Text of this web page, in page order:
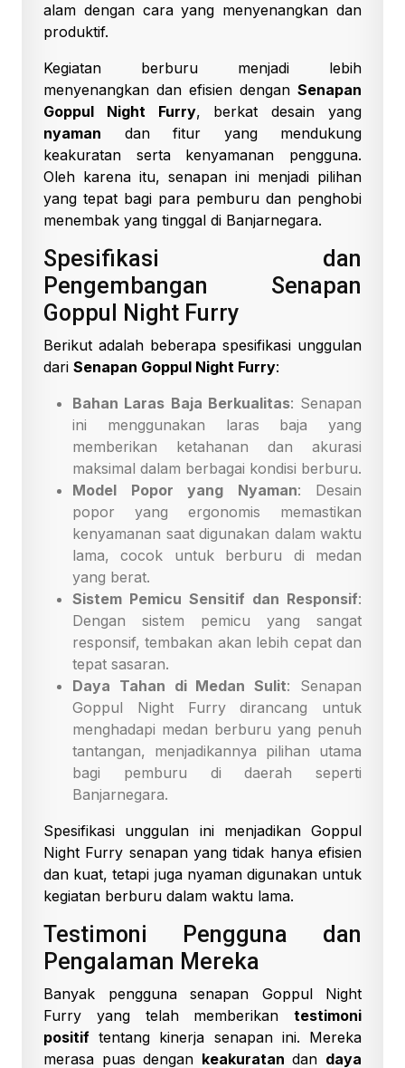
alam dengan cara yang menyenangkan dan
produktif.
Kegiatan berburu menjadi lebih
menyenangkan dan efisien dengan Senapan
Goppul Night Furry, berkat desain yang
nyaman dan fitur yang mendukung
keakuratan serta kenyamanan pengguna.
Oleh karena itu, senapan ini menjadi pilihan
yang tepat bagi para pemburu dan penghobi
menembak yang tinggal di Banjarnegara.
Spesifikasi dan
Pengembangan Senapan
Goppul Night Furry
Berikut adalah beberapa spesifikasi unggulan
dari Senapan Goppul Night Furry:
Bahan Laras Baja Berkualitas: Senapan
ini menggunakan laras baja yang
memberikan ketahanan dan akurasi
maksimal dalam berbagai kondisi berburu.
Model Popor yang Nyaman: Desain
popor yang ergonomis memastikan
kenyamanan saat digunakan dalam waktu
lama, cocok untuk berburu di medan
yang berat.
Sistem Pemicu Sensitif dan Responsif:
Dengan sistem pemicu yang sangat
responsif, tembakan akan lebih cepat dan
tepat sasaran.
Daya Tahan di Medan Sulit: Senapan
Goppul Night Furry dirancang untuk
menghadapi medan berburu yang penuh
tantangan, menjadikannya pilihan utama
bagi pemburu di daerah seperti
Banjarnegara.
Spesifikasi unggulan ini menjadikan Goppul
Night Furry senapan yang tidak hanya efisien
dan kuat, tetapi juga nyaman digunakan untuk
kegiatan berburu dalam waktu lama.
Testimoni Pengguna dan
Pengalaman Mereka
Banyak pengguna senapan Goppul Night
Furry yang telah memberikan testimoni
positif tentang kinerja senapan ini. Mereka
merasa puas dengan keakuratan dan daya